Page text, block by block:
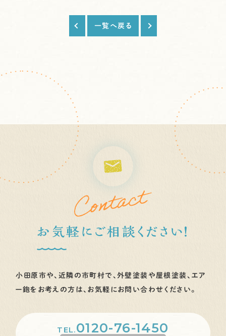
一覧へ戻る
お気軽にご相談ください！
小田原市や、近隣の市町村で、外壁塗装や屋根塗装、エア
ー鉋を お考えの方は、お気軽にお問い合わせください。
TEL.0120-76-1450